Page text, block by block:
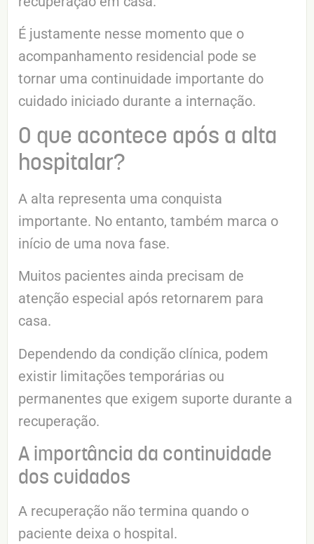
É justamente nesse momento que o
acompanhamento residencial pode se
tornar uma continuidade importante do
cuidado iniciado durante a internação.
O que acontece após a alta
hospitalar?
A alta representa uma conquista
importante. No entanto, também marca o
início de uma nova fase.
Muitos pacientes ainda precisam de
atenção especial após retornarem para
casa.
Dependendo da condição clínica, podem
existir limitações temporárias ou
permanentes que exigem suporte durante a
recuperação.
A importância da continuidade
dos cuidados
A recuperação não termina quando o
paciente deixa o hospital.